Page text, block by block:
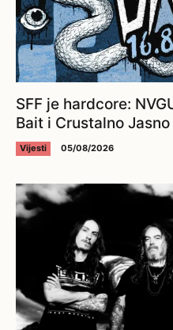
SFF je hardcore:
Bait i Crustalno Jasno
Vijesti 05/08/2026